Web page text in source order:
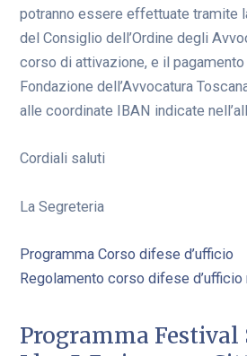
potranno essere effettuate tramite
del Consiglio dell’Ordine degli
corso di attivazione, e il
Fondazione dell’Avvocatura
alle coordinate IBAN indicate
Cordiali saluti
La Segreteria
Programma Corso difese d’ufficio
Regolamento corso difese d’ufficio
Programma Festival